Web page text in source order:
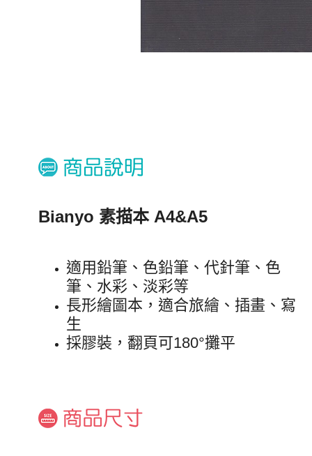
Bianyo 素描本 A4&A5
適用鉛筆、色鉛筆、代針筆、色
筆、水彩、淡彩等
長形繪圖本，適合旅繪、插畫、寫
生
採膠裝，翻頁可180°攤平